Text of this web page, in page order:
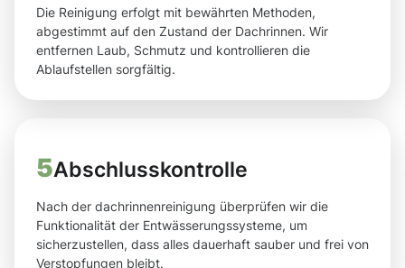
Die Reinigung erfolgt mit bewährten Methoden,
abgestimmt auf den Zustand der Dachrinnen. Wir
entfernen Laub, Schmutz und kontrollieren die
Ablaufstellen sorgfältig.
5Abschlusskontrolle
Nach der dachrinnenreinigung überprüfen wir die
Funktionalität der Entwässerungssysteme, um
sicherzustellen, dass alles dauerhaft sauber und frei von
Verstopfungen bleibt.